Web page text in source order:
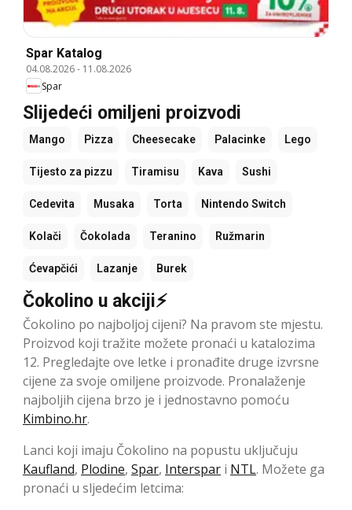
Spar Katalog
04.08.2026- 11.08.2026
Spar
Slijedeći omiljeni proizvodi
Mango Pizza Cheesecake Palacinke Lego
Tijesto za pizzu Tiramisu Kava Sushi
Cedevita Musaka Torta Nintendo Switch
Kolači Čokolada Teranino Ružmarin
Ćevapčići Lazanje Burek
Čokolino u akciji⚡
Čokolino po najboljoj cijeni? Na pravom ste mjestu.
Proizvod koji tražite možete pronaći u katalozima
12. Pregledajte ove letke i pronađite druge izvrsne
cijene za svoje omiljene proizvode. Pronalaženje
najboljih cijena brzo je i jednostavno pomoću
Kimbino.hr.
Lanci koji imaju Čokolino na popustu uključuju
Kaufland, Plodine, Spar, Interspar i NTL. Možete ga
pronaći u sljedećim letcima: